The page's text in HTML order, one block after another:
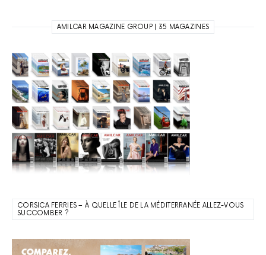
AMILCAR MAGAZINE GROUP | 35 MAGAZINES
CORSICA FERRIES – À QUELLE ÎLE DE LA MÉDITERRANÉE ALLEZ-VOUS
SUCCOMBER ?